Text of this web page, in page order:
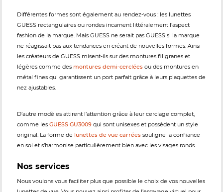
Différentes formes sont également au rendez-vous : les lunettes
GUESS rectangulaires ou rondes incarnent littéralement l’aspect
fashion de la marque. Mais GUESS ne serait pas GUESS si la marque
ne réagissait pas aux tendances en créant de nouvelles formes. Ainsi
les créateurs de GUESS misent-ils sur des montures filigranes et
légères comme des montures demi-cerclées ou des montures en
métal fines qui garantissent un port parfait grâce à leurs plaquettes de
nez ajustables.
D’autre modèles attirent l’attention grâce à leur cerclage complet,
comme les GUESS GU3009 qui sont unisexes et possèdent un style
original. La forme de lunettes de vue carrées souligne la confiance
en soi et s’harmonise particulièrement bien avec les visages ronds.
Nos services
Nous voulons vous faciliter plus que possible le choix de vos nouvelles